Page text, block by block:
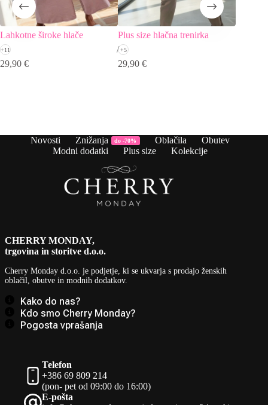
Lahkotne široke hlače
+11
29,90 €
Plus size hlačna trenirka
+5
29,90€
Novosti Znižanja do -70% Oblačila
Obutev
Modni dodatki
Plus size Kolekcije
CHERRY MONDAY,
trgovina in storitve d.o.o.
Cherry Monday d.o.o. je podjetje, ki se ukvarja s prodajo ženskih
oblačil, obutve in modnih dodatkov.
Kako do nas?
Kdo smo Cherry Monday?
Pogosta vprašanja
Telefon
+386 69 809 214
(pon- pet od 09:00 do 16:00)
E-pošta